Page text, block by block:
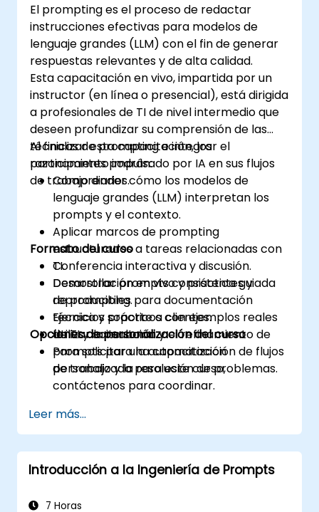
El prompting es el proceso de redactar
instrucciones efectivas para modelos de
lenguaje grandes (LLM) con el fin de generar
respuestas relevantes y de alta calidad.
Esta capacitación en vivo, impartida por un
instructor (en línea o presencial), está dirigida
a profesionales de TI de nivel intermedio que
deseen profundizar su comprensión de las
técnicas de prompting e integrar el
razonamiento impulsado por IA en sus flujos
de trabajo diarios.
Al finalizar esta capacitación, los
participantes podrán:
Comprender cómo los modelos de
lenguaje grandes (LLM) interpretan los
prompts y el contexto.
Aplicar marcos de prompting
estructurados a tareas relacionadas con
TI.
Desarrollar prompts consistentes y
reproducibles para documentación
técnica y soporte a clientes.
Utilizar la iteración y el refinamiento de
prompts para la automatización de flujos
de trabajo y la resolución de problemas.
Formato del curso
Conferencia interactiva y discusión.
Demostración en vivo y práctica guiada
de prompting.
Ejercicios prácticos con ejemplos reales
de TI y consultoría.
Opciones de personalización del curso
Para solicitar una capacitación
personalizada para este curso,
contáctenos para coordinar.
Leer más...
Introducción a la Ingeniería de Prompts
7 Horas